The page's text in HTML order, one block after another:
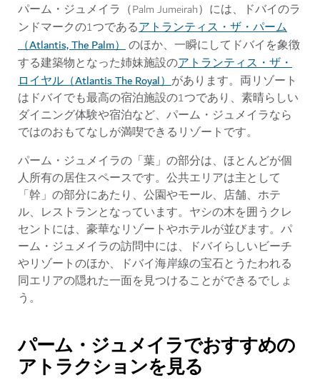
パーム・ジュメイラ（Palm Jumeirah）には、ドバイのラ
ンドマークの1つであるアトランティス・ザ・パーム
（Atlantis, The Palm）のほか、一瞬にしてドバイを象徴
する建築物となった姉妹施設のアトランティス・ザ・
ロイヤル（Atlantis The Royal）があります。両リゾート
はドバイでも最高の宿泊施設の1つであり、素晴らしい
ダイニング体験や宿泊など、パーム・ジュメイラなら
ではのおもてなしが満喫できるリゾートです。
パーム・ジュメイラの「葉」の部分は、ほとんどが個
人所有の居住スペースです。公共エリアは主として
「幹」の部分にあたり、公園やモール、店舗、ホテ
ル、レストランとなっています。ヤシの木を囲うクレ
セントには、豪華なリゾートやホテルが並びます。パ
ーム・ジュメイラの訪問中には、ドバイらしいビーチ
やリゾートのほか、ドバイ海岸線の宝石とうたわれる
同エリアの隠れた一面を見つけることができるでしょ
う。
パーム・ジュメイラでおすすめの
アトラクションを見る